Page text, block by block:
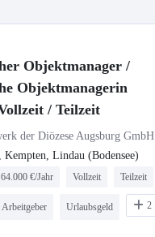
Objektmanager /
Objektmanagerin
/ Teilzeit
der Diözese Augsburg GmbH
Kempten, Lindau (Bodensee)
€/Jahr Vollzeit Teilzeit
Urlaubsgeld 2